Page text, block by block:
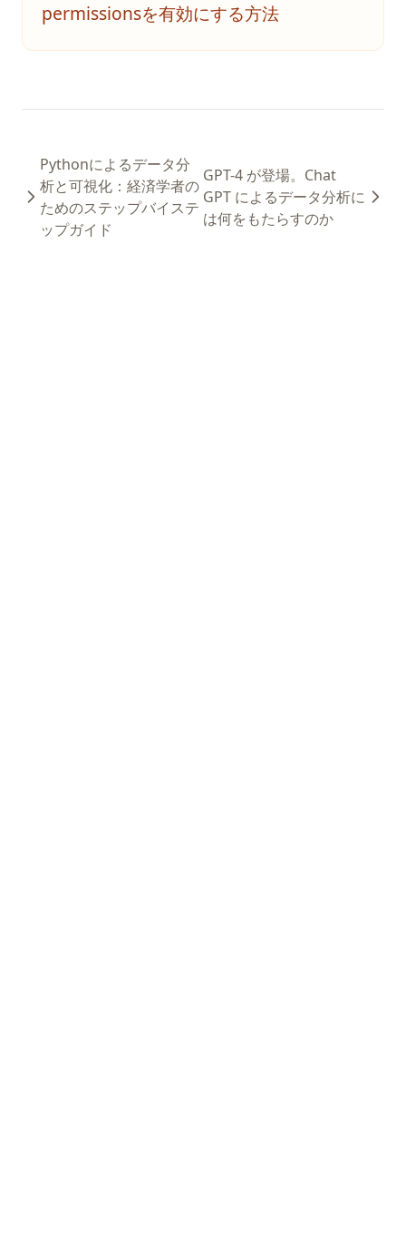
What is an Expression in Python?
What is the Difference? Python vs ActivePython vs
ド方法
XGBoostとは、機械学習アルゴリズムのパワーハウス
Zen of Python: All 19 Principles Explained with Examples
[Explained] How to GroupBy Dataframe in Python, Pandas,
permissionsを有効にする方法
Pythonによるデータ分
析と可視化：経済学者の
ためのステップバイステ
ップガイド
GPT-4 が登場。Chat
GPT によるデータ分析に
は何をもたらすのか